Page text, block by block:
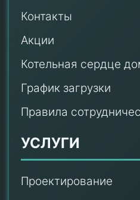
Контакты
Акции
Котельная сердце
График загрузки
Правила
УСЛУГИ
Проектирование